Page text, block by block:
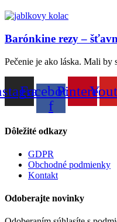
Barónkine rezy –
Pečenie je ako láska. Mali by
Facebook-
f
Pinterest
Dôležité odkazy
GDPR
Obchodné podmienky
Kontakt
Odoberajte novinky